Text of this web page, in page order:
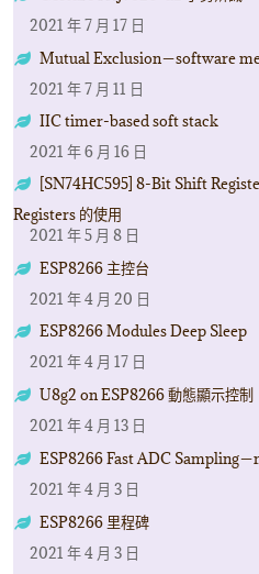
2021 年 7 月 17 日
Mutual Exclusion－software
2021 年 7 月 11 日
IIC timer-based soft stack
2021 年 6 月 16 日
[SN74HC595] 8-Bit Shift
Registers 的使用
2021 年 5 月 8 日
ESP8266 主控台
2021 年 4 月 20 日
ESP8266 Modules Deep Sleep
2021 年 4 月 17 日
U8g2 on ESP8266 動態顯示控制
2021 年 4 月 13 日
ESP8266 Fast ADC Sampling
2021 年 4 月 3 日
ESP8266 里程碑
2021 年 4 月 3 日